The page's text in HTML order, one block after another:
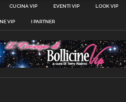
CUCINA VIP EVENTI VIP LOOK VIP
VIP I PARTNER